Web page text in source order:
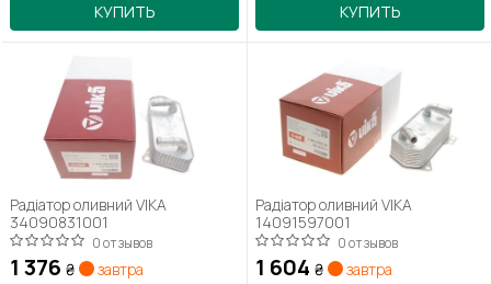
КУПИТЬ КУПИТЬ
Радіатор оливний VIKA
34090831001
0 отзывов
1 376 ₴ завтра
Радіатор оливний VIKA
14091597001
0 отзывов
1 604 ₴ завтра